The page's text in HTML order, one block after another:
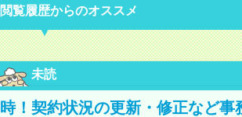
覧履歴からのオススメ
未読
！契約状況の更新・修正など事